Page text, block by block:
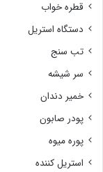
قطره خواب
دستگاه استریل
تب سنج
سر شیشه
خمیر دندان
پودر صابون
پوره میوه
استریل کننده